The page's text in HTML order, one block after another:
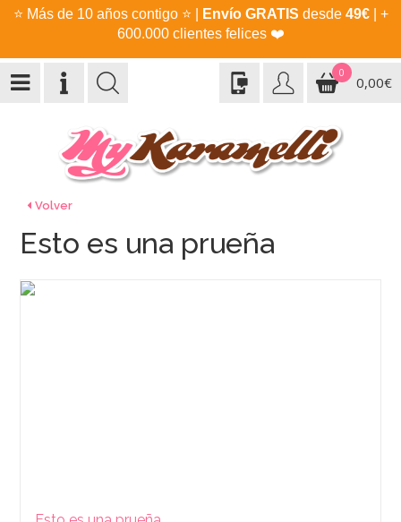
⭐ Más de 10 años contigo ⭐ Envío GRATIS desde 49€| +
600.000 clientes felices ❤️
0
0,00€
Volver
Esto es una prueña